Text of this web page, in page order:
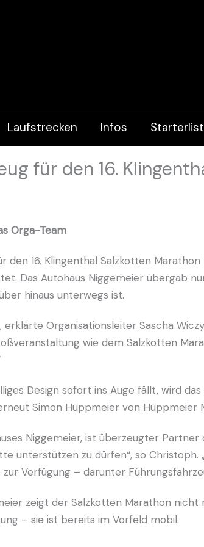
Laufstrecken Infos
für den 16.
Orga-Team
16. Klingenthal Salzkotten
Das Autohaus Niggemeier übergab
hinaus unterwegs ist.
erklärte Organisationsleiter Sascha
wie dem Salzkotten
Design sofort ins Auge fällt, wird
Simon Hüppmeier von Hüppmeier
Niggemeier, ist überzeugter Partner
unterstützen zu dürfen“, so
Verfügung – darunter
zeigt der Salzkotten Marathon
– sie ist bereits im Vorfeld mobil.